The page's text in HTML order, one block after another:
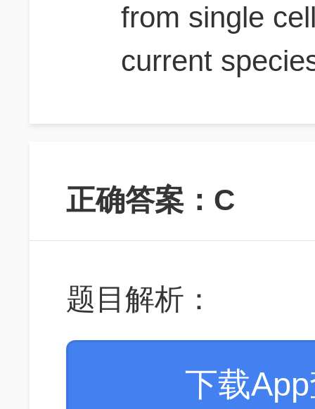
from single
current
正确答案：C
题目解析：
下载